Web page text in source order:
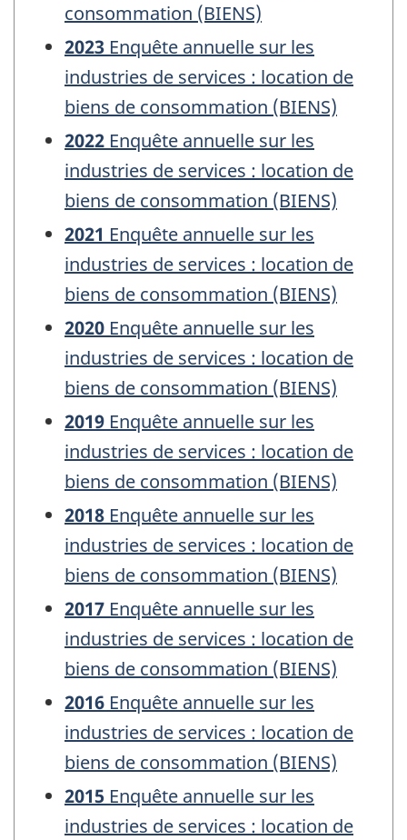
consommation (BIENS)
2023 Enquête annuelle sur les
industries de services : location de
biens de consommation (BIENS)
2022 Enquête annuelle sur les
industries de services : location de
biens de consommation (BIENS)
2021 Enquête annuelle sur les
industries de services : location de
biens de consommation (BIENS)
2020 Enquête annuelle sur les
industries de services : location de
biens de consommation (BIENS)
2019 Enquête annuelle sur les
industries de services : location de
biens de consommation (BIENS)
2018 Enquête annuelle sur les
industries de services : location de
biens de consommation (BIENS)
2017 Enquête annuelle sur les
industries de services : location de
biens de consommation (BIENS)
2016 Enquête annuelle sur les
industries de services : location de
biens de consommation (BIENS)
2015 Enquête annuelle sur les
industries de services : location de